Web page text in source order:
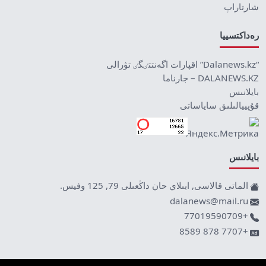
شارتاراپ
رەداكتسييا
“Dalanews.kz” اقپارات اگەنتتٸگٸ تۋرالى
DALANEWS.KZ – جارناما
بايلانىس
قۇپييالىلىق ساياساتى
بايلانىس
الماتى قالاسى, ابىلاي حان داڭعىلى 79, 125 وفيس.
dalanews@mail.ru
+77019590709
+7707 878 8589